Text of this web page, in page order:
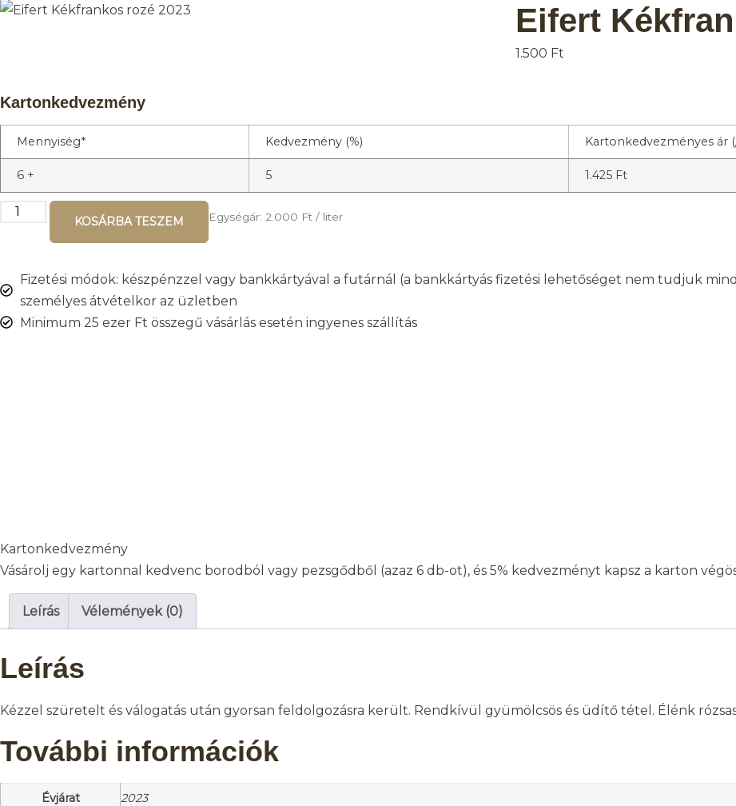
Eifert
1.500 Ft
Kartonkedvezmény
Mennyiség* Kedvezmény (%) Kartonkedvezményes ár
6 + 5 1.425 Ft
KOSÁRBA TESZEM Egységár: 2.000 Ft / liter
Fizetési módok: készpénzzel vagy bankkártyával a futárnál (a bankkártyás fizetési lehetőséget nem tudjuk
személyes átvételkor az üzletben
Minimum 25 ezer Ft összegű vásárlás esetén ingyenes szállítás
Kartonkedvezmény
Vásárolj egy kartonnal kedvenc borodból vagy pezsgődből (azaz 6 db-ot), és 5% kedvezményt kapsz a karton
Leírás Vélemények (0)
Leírás
Kézzel szüretelt és válogatás után gyorsan feldolgozásra került. Rendkívül gyümölcsös és üdítő tétel. Élénk
További információk
Évjárat 2023